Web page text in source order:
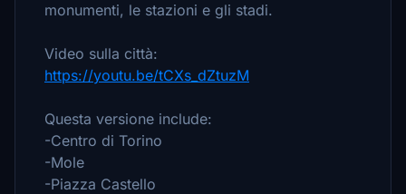
monumenti, le stazioni e gli stadi.
Video sulla città:
https://youtu.be/tCXs_dZtuzM
Questa versione include:
-Centro di Torino
-Mole
-Piazza Castello